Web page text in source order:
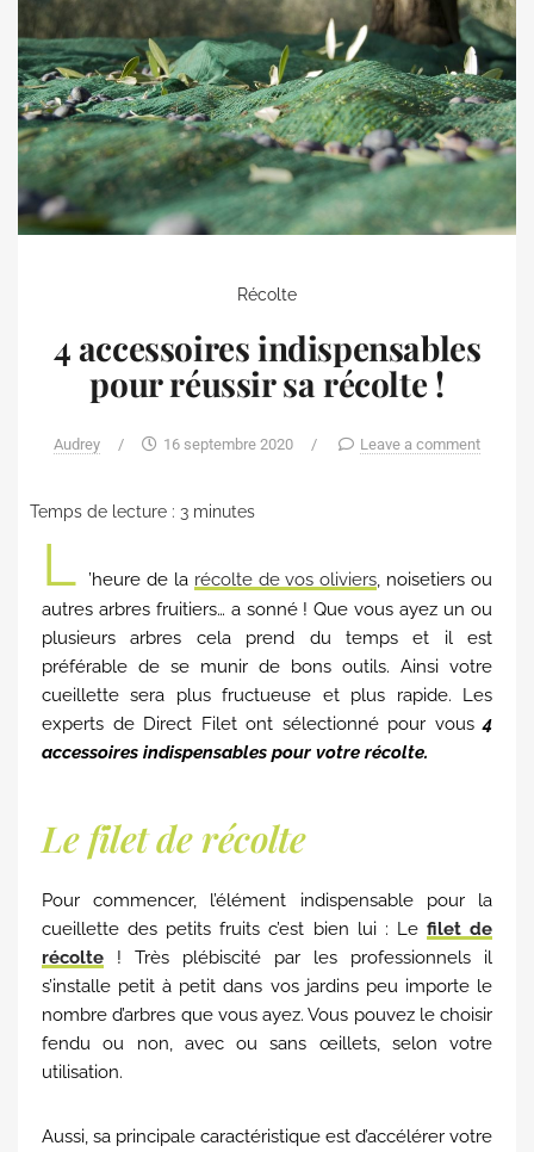
Récolte
4 accessoires indispensables
pour réussir sa récolte !
Audrey / 16 septembre 2020 / Leave a comment
Temps de lecture : 3 minutes
L ’heure de la récolte de vos oliviers, noisetiers ou
autres arbres fruitiers… a sonné ! Que vous ayez un ou
plusieurs arbres cela prend du temps et il est
préférable de se munir de bons outils. Ainsi votre
cueillette sera plus fructueuse et plus rapide. Les
experts de Direct Filet ont sélectionné pour vous4
accessoires indispensables pour votre récolte.
Le filet de récolte
Pour commencer, l’élément indispensable pour la
cueillette des petits fruits c’est bien lui : Le filet de
récolte ! Très plébiscité par les professionnels il
s’installe petit à petit dans vos jardins peu importe le
nombre d’arbres que vous ayez. Vous pouvez le choisir
fendu ou non, avec ou sans œillets, selon votre
utilisation.
Aussi, sa principale caractéristique est d’accélérer votre